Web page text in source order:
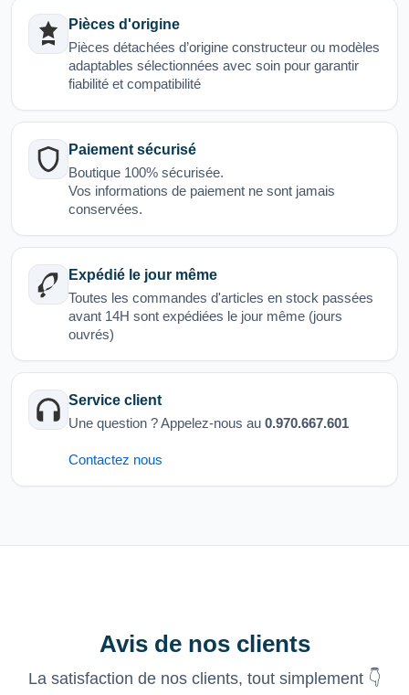
Pièces d'origine
Pièces détachées d’origine constructeur ou modèles
adaptables sélectionnées avec soin pour garantir
fiabilité et compatibilité
Paiement sécurisé
Boutique 100% sécurisée.
Vos informations de paiement ne sont jamais
conservées.
Expédié le jour même
Toutes les commandes d'articles en stock passées
avant 14H sont expédiées le jour même (jours
ouvrés)
Service client
Une question ? Appelez-nous au 0.970.667.601
Contactez nous
Avis de nos clients
La satisfaction de nos clients, tout simplement 👇